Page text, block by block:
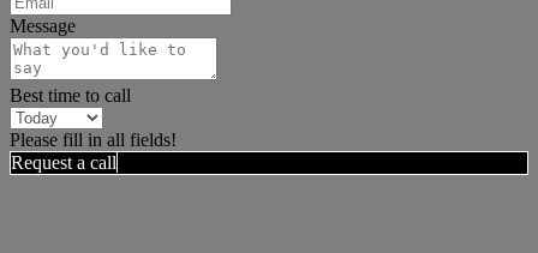
Message
Best time to call
Please fill in all fields!
Request a call